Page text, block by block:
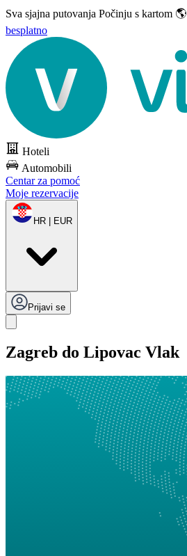
Sva sjajna putovanja Počinju s kartom 🌎
besplatno
Hoteli
Automobili
Centar za pomoć
Moje rezervacije
HR | EUR
Prijavi se
Zagreb do Lipovac Vlak